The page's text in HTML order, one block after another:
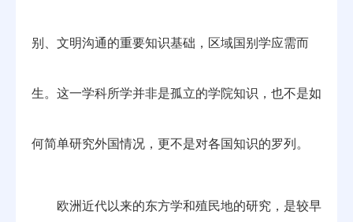
别、文明沟通的重要知识基础，区域国别学应需而
生。这一学科所学并非是孤立的学院知识，也不是如
何简单研究外国情况，更不是对各国知识的罗列。
欧洲近代以来的东方学和殖民地的研究，是较早